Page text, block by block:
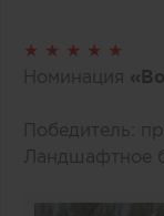
★ ★ ★ ★ ★
Номинация
Победитель:
Ландшафтное